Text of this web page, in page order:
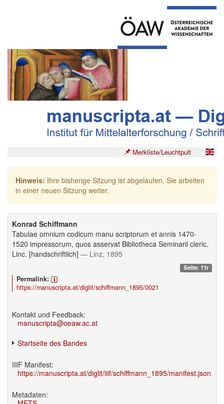
Merkliste/Leuchtpult
Hinweis: Ihre bisherige Sitzung ist abgelaufen. Sie arbeiten
in einer neuen Sitzung weiter.
Konrad Schiffmann
Tabulae omnium codicum manu scriptorum et annis 1470-
1520 impressorum, quos asservat Bibliotheca Seminarii cleric.
Linc. [handschriftlich] — Linz, 1895
Seite: 11r
Permalink:
https://manuscripta.at/diglit/schiffmann_1895/0021
Kontakt und Feedback:
manuscripta@oeaw.ac.at
Startseite des Bandes
IIIF Manifest:
https://manuscripta.at/diglit/iiif/schiffmann_1895/manifest.json
Metadaten: